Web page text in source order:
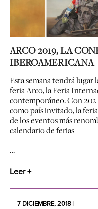
ARCO 2019, LA
IBEROAMERICANA
Esta semana tendrá lugar
feria Arco, la Feria
contemporáneo. Con 202
como país invitado, la
de los eventos más
calendario de ferias
…
Leer +
7 DICIEMBRE, 2018 |